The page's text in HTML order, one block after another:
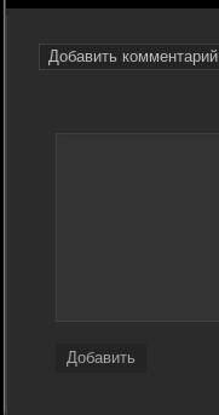
Добавить комментарий
Добавить